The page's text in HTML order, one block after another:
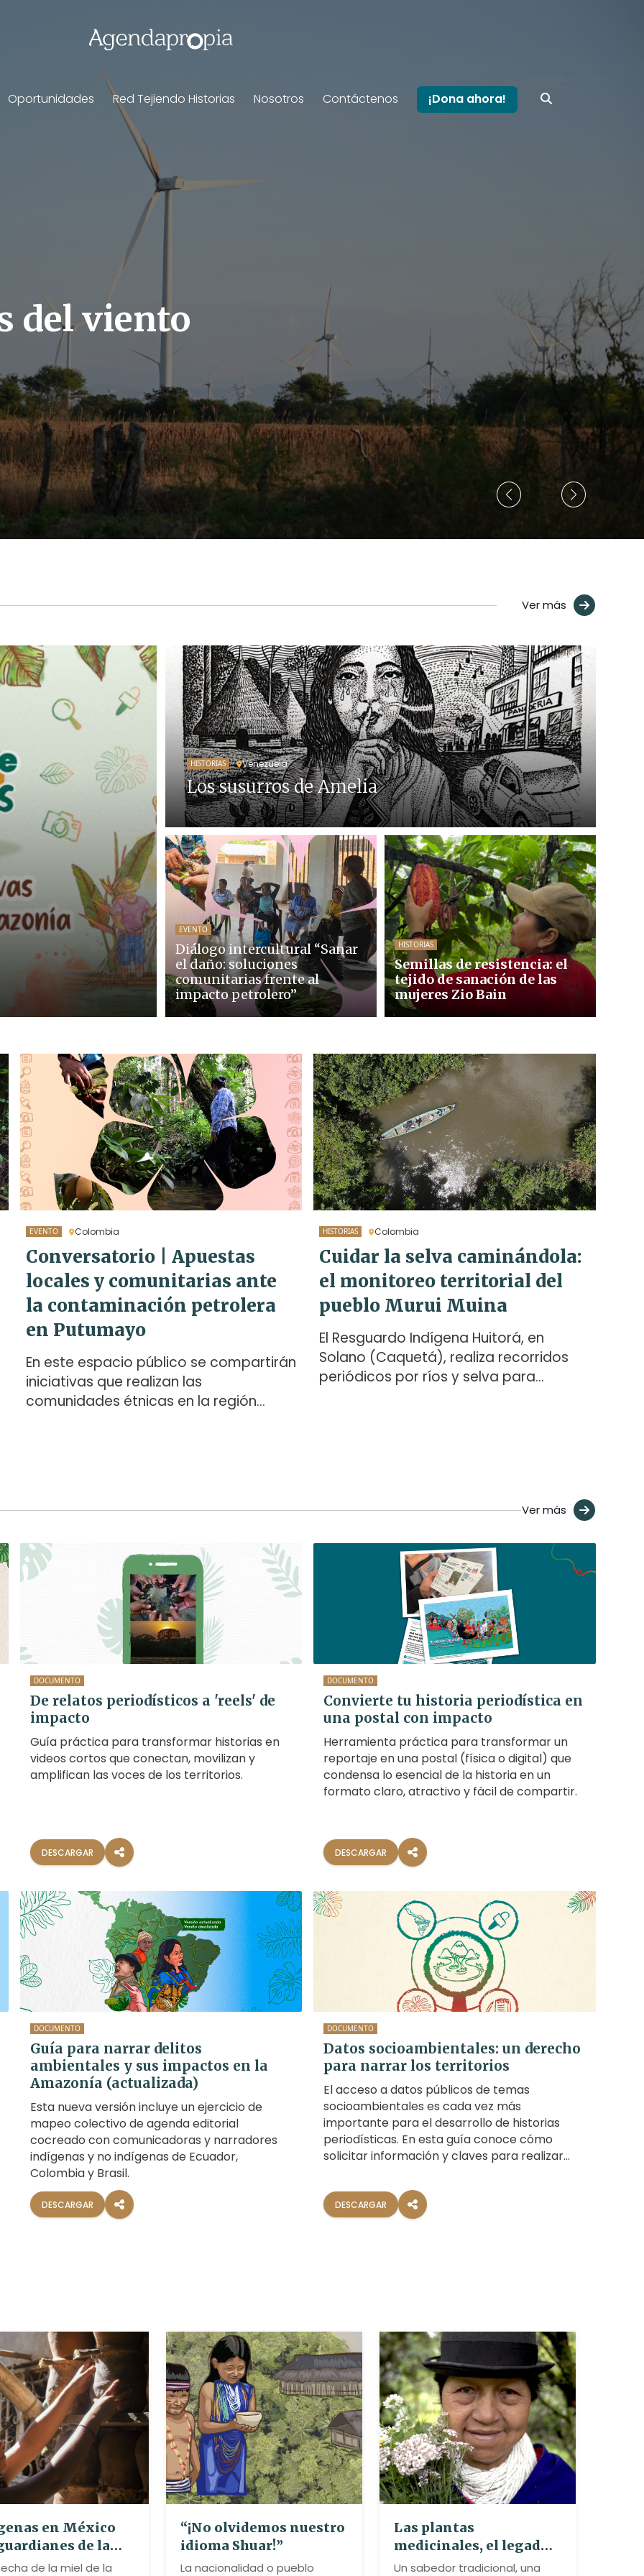
Oportunidades Red Tejiendo Historias Nosotros Contáctenos ¡Dona ahora!
del viento
Ver más
HISTORIAS Venezuela
Los susurros de Amelia
HISTORIAS
Semillas de resistencia: el
tejido de sanación de las
mujeres Zio Bain
EVENTO
Diálogo intercultural “Sanar
el daño: soluciones
comunitarias frente al
impacto petrolero”
EVENTO Colombia
Conversatorio | Apuestas
locales y comunitarias ante
la contaminación petrolera
en Putumayo
En este espacio público se compartirán
iniciativas que realizan las
comunidades étnicas en la región
retos en acceso a la justicia y
afrodescendientes e indígenas.
HISTORIAS Colombia
Cuidar la selva caminándola:
el monitoreo territorial del
pueblo Murui Muina
El Resguardo Indígena Huitorá, en
Solano (Caquetá), realiza recorridos
periódicos por ríos y selva para
estos trayectos por el río Orotuya.
Ver más
DOCUMENTO
De relatos periodísticos a 'reels' de
impacto
Guía práctica para transformar historias en
videos cortos que conectan, movilizan y
amplifican las voces de los territorios.
DESCARGAR
DOCUMENTO
Convierte tu historia periodística en
una postal con impacto
Herramienta práctica para transformar un
reportaje en una postal (física o digital) que
condensa lo esencial de la historia en un
formato claro, atractivo y fácil de compartir.
DESCARGAR
DOCUMENTO
Guía para narrar delitos
ambientales y sus impactos en la
Amazonía (actualizada)
Esta nueva versión incluye un ejercicio de
mapeo colectivo de agenda editorial
cocreado con comunicadoras y narradores
indígenas y no indígenas de Ecuador,
Colombia y Brasil.
DESCARGAR
DOCUMENTO
Datos socioambientales: un derecho
para narrar los territorios
El acceso a datos públicos de temas
socioambientales es cada vez más
importante para el desarrollo de historias
periodísticas. En esta guía conoce cómo
solicitar información y claves para realizar
DESCARGAR
en México
de la
nativade la miel de la
“¡No olvidemos nuestro
idioma Shuar!”
La nacionalidad o pueblo
Las plantas
medicinales, el legado
del pueblo Misak
Un sabedor tradicional, una